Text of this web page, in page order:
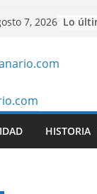
7, 2026 Lo
HISTORIA